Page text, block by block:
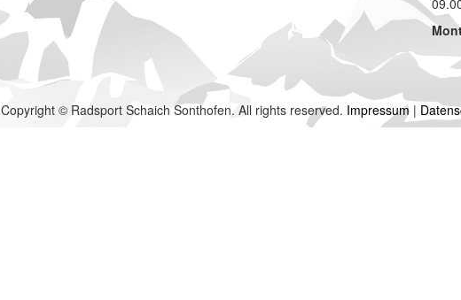
Copyright © Radsport Schaich Sonthofen. All rights reserved. Impressum |